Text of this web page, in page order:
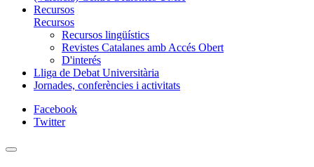
Recursos
Recursos
Recursos lingüístics
Revistes Catalanes amb Accés Obert
D'interés
Lliga de Debat Universitària
Jornades, conferències i activitats
Facebook
Twitter